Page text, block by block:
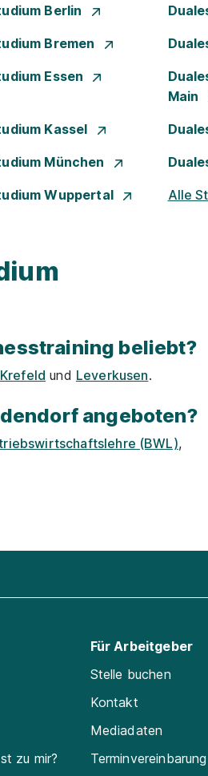
Berlin
Bremen
Essen
Main
Kassel
München
Wuppertal Alle
beliebt?
Krefeld und Leverkusen.
angeboten?
(BWL),
zu mir?
Für Arbeitgeber
Stelle buchen
Kontakt
Mediadaten
Terminvereinbarung